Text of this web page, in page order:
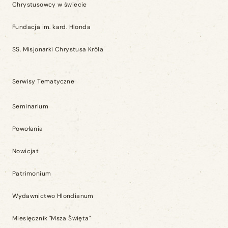
Chrystusowcy w świecie
Fundacja im. kard. Hlonda
SS. Misjonarki Chrystusa Króla
Serwisy Tematyczne
Seminarium
Powołania
Nowicjat
Patrimonium
Wydawnictwo Hlondianum
Miesięcznik "Msza Święta"